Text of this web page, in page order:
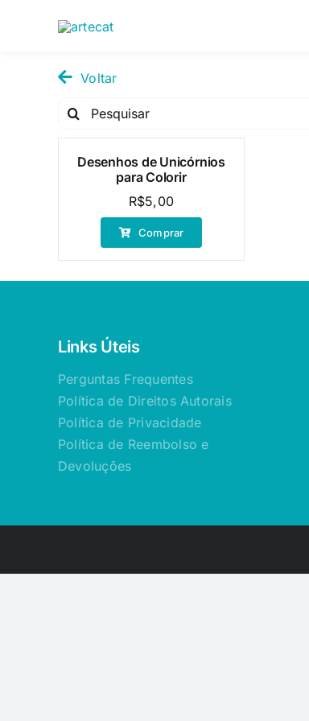
Voltar
Pesquisar
Desenhos de Unicórnios
para Colorir
R$5,00
Comprar
Links Úteis
Perguntas Frequentes
Política de Direitos Autorais
Política de Privacidade
Política de Reembolso e
Devoluções